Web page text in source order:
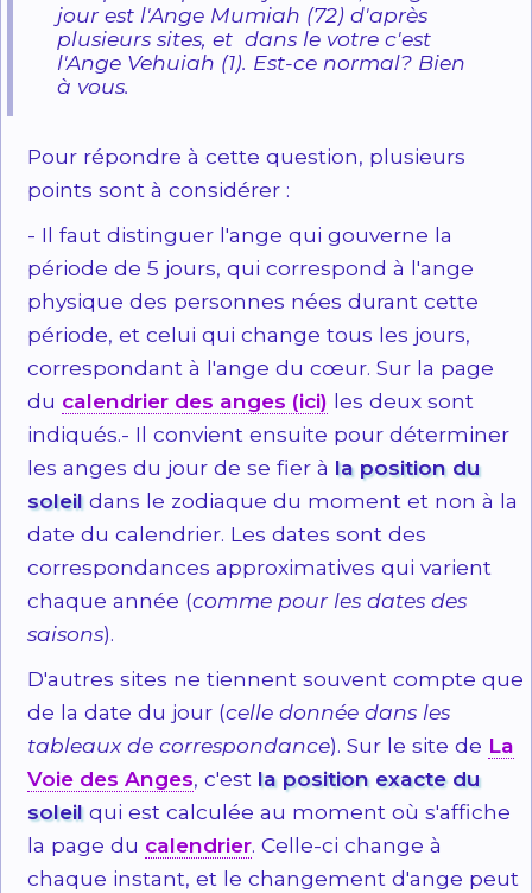
jour est l'Ange Mumiah (72) d'après
plusieurs sites, et dans le votre c'est
l'Ange Vehuiah (1). Est-ce normal? Bien
à vous.
Pour répondre à cette question, plusieurs
points sont à considérer :
- Il faut distinguer l'ange qui gouverne la
période de 5 jours, qui correspond à l'ange
physique des personnes nées durant cette
période, et celui qui change tous les jours,
correspondant à l'ange du cœur. Sur la page
du calendrier des anges (ici) les deux sont
indiqués.- Il convient ensuite pour déterminer
les anges du jour de se fier à la position du
soleildans le zodiaque du moment et non à la
date du calendrier. Les dates sont des
correspondances approximatives qui varient
chaque année (comme pour les dates des
saisons).
D'autres sites ne tiennent souvent compte que
de la date du jour (celle donnée dans les
tableaux de correspondance). Sur le site de La
Voie des Anges, c'est la position exacte du
soleilqui est calculée au moment où s'affiche
la page du calendrier. Celle-ci change à
chaque instant, et le changement d'ange peut